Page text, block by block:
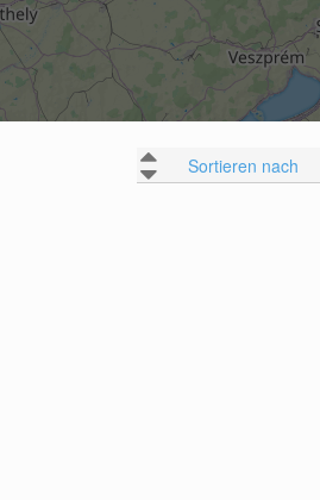
Sortieren nach